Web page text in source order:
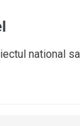
national